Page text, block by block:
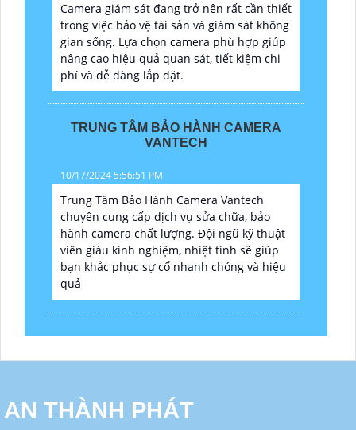
Camera giám sát đang trở nên rất cần thiết
trong việc bảo vệ tài sản và giám sát không
gian sống. Lựa chọn camera phù hợp giúp
nâng cao hiệu quả quan sát, tiết kiệm chi
phí và dễ dàng lắp đặt.
TRUNG TÂM BẢO HÀNH CAMERA
VANTECH
10/17/2024 5:56:51 PM
Trung Tâm Bảo Hành Camera Vantech
chuyên cung cấp dịch vụ sửa chữa, bảo
hành camera chất lượng. Đội ngũ kỹ thuật
viên giàu kinh nghiệm, nhiệt tình sẽ giúp
bạn khắc phục sự cố nhanh chóng và hiệu
quả
AN THÀNH PHÁT